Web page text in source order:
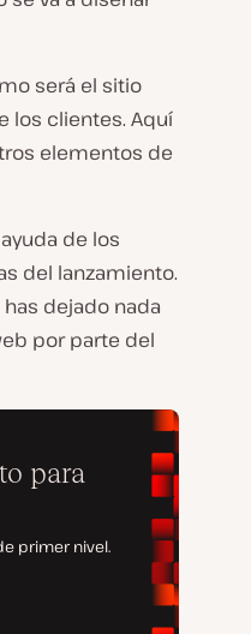
será el sitio
los clientes. Aquí
elementos de
de los
del lanzamiento.
dejado nada
por parte del